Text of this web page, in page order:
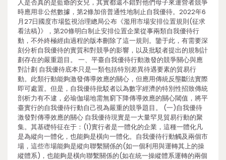
人是否真的是藍爺的女兒，其實都還不錯對他們母子來運營者競爭
時應用非公然數據，第2條加倍普通性地制止自我優待。2022年6
月27日國度市場監視治理總局公布《濫用市場安排位置規則(征求
看法稿)》，第20條明白制止安排位置企業從事兩類自我優待行
動，不外終極經由過程的版本刪除了這一規則。鑒于此，有需要深
刻分析自我優待的實質和對競爭的影響，以及批駁者提出的規制計
劃存在的嚴重題目。 一、平臺自我優待行動激發的競爭關心與應
對計劃 自我優待底本只是一類包括特別差異待遇要素的貿易行
動。此類行動能夠激發傳導效應的關心，但應用傳統反壟斷法實際
即可處置。但是，自我優待批駁者以為數字經濟的特別性招致傳統
剖析力有不逮，必瑜伽場地需無窮下降傳導效應的關心閾值，將平
臺實行的自我優待行動自己視為嚴重的競爭題目。 (一)自我優待
激發對傳導效應的關心 自我優待現實是一大量罕見貿易行動的聚
集。其基礎特征在于：(1)實行者是一體化的企業，這種一體化凡
是為縱向一體化，也能夠是橫向一體化。自我優待行動觸及兩個市
場，這些市場能夠是縱向聯繫關係的(如一個利用與運轉其上的操
縱體系)，也能夠是橫向聯繫關係的(如在統一操縱體系運轉的兩個